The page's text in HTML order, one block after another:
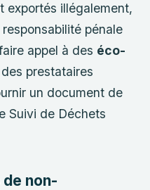
exportés illégalement,
pénale
appel à des éco-
prestataires
un document de
Suivi de Déchets
non-